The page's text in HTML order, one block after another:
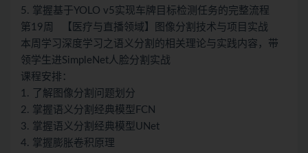
5. 掌握基于YOLO v5实现车牌目标检测任务的完整流程
第19周 【医疗与直播领域】图像分割技术与项目实战
本周学习深度学习之语义分割的相关理论与实践内容，带
领学生进SimpleNet人脸分割实战
课程安排：
1. 了解图像分割问题划分
2. 掌握语义分割经典模型FCN
3. 掌握语义分割经典模型UNet
4. 掌握膨胀卷积原理